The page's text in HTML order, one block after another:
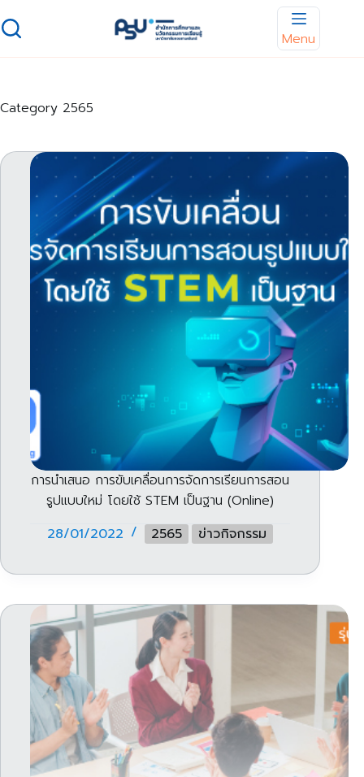
to
Menu
Category 2565
การนำเสนอ การขับเคลื่อนการจัดการเรียนการสอน
รูปแบบใหม่ โดยใช้ STEM เป็นฐาน (Online)
28/01/2022
2565 ข่าวกิจกรรม